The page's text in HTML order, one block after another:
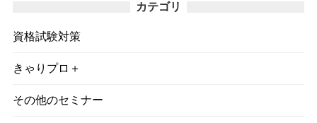
カテゴリ
資格試験対策
きゃりプロ＋
その他のセミナー